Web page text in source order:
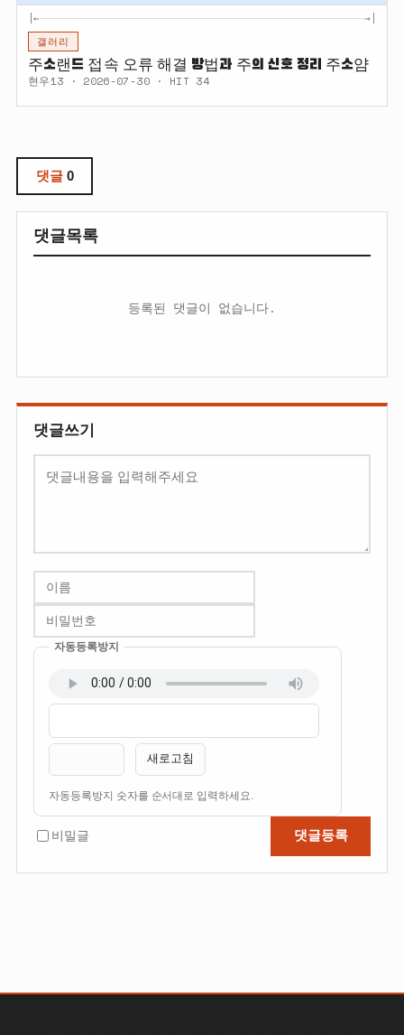
|← →|
갤러리
주소랜드 접속 오류 해결 방법과 주의 신호 정리 주소얌
현우13 · 2026-07-30 · HIT 34
댓글0
댓글목록
등록된 댓글이 없습니다.
댓글쓰기
수
자동등록방지
새로고침
자동등록방지 숫자를 순서대로 입력하세요.
비밀글 댓글등록